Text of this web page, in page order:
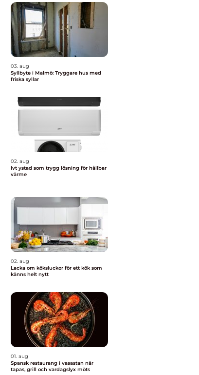
03. aug
Syllbyte i Malmö: Tryggare hus med
friska syllar
02. aug
Ivt ystad som trygg lösning för hållbar
värme
02. aug
Lacka om köksluckor för ett kök som
känns helt nytt
01. aug
Spansk restaurang i vasastan när
tapas, grill och vardagslyx möts